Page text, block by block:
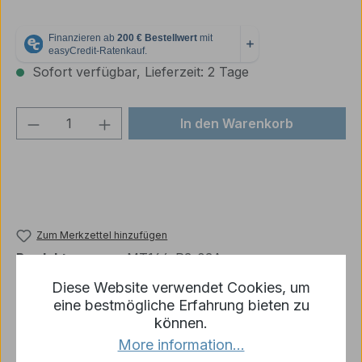
Sofort verfügbar, Lieferzeit: 2 Tage
Produkt Anzahl: Gib denIn den Warenkorb
Zum Merkzettel hinzufügen
Produktnummer:MT164-R3-03A
1x Sherman Metallkuppel mit Öffnungsluke
Diese Website verwendet Cookies, um
eine bestmögliche Erfahrung bieten zu
können.
More information...